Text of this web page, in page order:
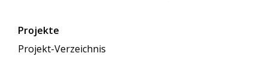
Projekte
Projekt-Verzeichnis